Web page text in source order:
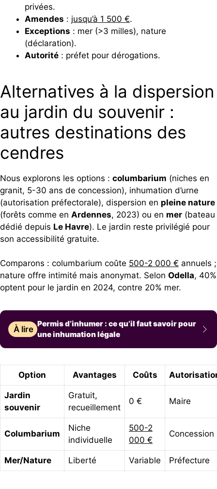
privées.
Amendes : jusqu’à 1 500 €.
Exceptions : mer (>3 milles), nature
(déclaration).
Autorité : préfet pour dérogations.
Alternatives à la dispersion
au jardin du souvenir :
autres destinations des
cendres
Nous explorons les options : columbarium (niches en
granit, 5-30 ans de concession), inhumation d’urne
(autorisation préfectorale), dispersion en pleine nature
(forêts comme en Ardennes, 2023) ou en mer (bateau
dédié depuis Le Havre). Le jardin reste privilégié pour
son accessibilité gratuite.
Comparons : columbarium coûte 500-2 000 € annuels ;
nature offre intimité mais anonymat. Selon Odella, 40%
optent pour le jardin en 2024, contre 20% mer.
À lire
Permis d’inhumer : ce qu’il faut savoir pour
une inhumation légale
Option Avantages Coûts
Jardin
souvenir
Gratuit,
recueillement
0 € Maire
Columbarium
Niche
individuelle
500-2
000 €
Concession
Mer/Nature Liberté Variable Préfecture